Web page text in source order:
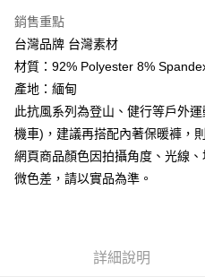
https://aftee.tw/terms/#terms3
３．未成年的使用者請事先徵得法定
「AFTEE先享後付」，若未經同意申
任。
４．使用「AFTEE先享後付」時，將
請求用戶進行身份認證。
５．嚴禁一人註冊多個帳號或使用他
恩沛科技股份有限公司將有權停止該
銷售重點
台灣品牌 台灣素材
材質：92% Polyester 8%
產地：緬甸
此抗風系列為登山、健行等戶外
機車)，建議再搭配內著保暖褲，
網頁商品顏色因拍攝角度、光線
微色差，請以實品為準。
詳細說明